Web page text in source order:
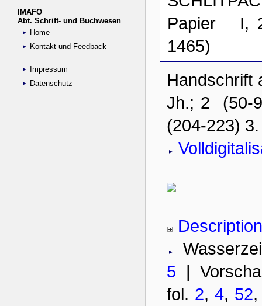
IMAFO
Abt. Schrift- und Buchwesen
Home
Kontakt und Feedback
Impressum
Datenschutz